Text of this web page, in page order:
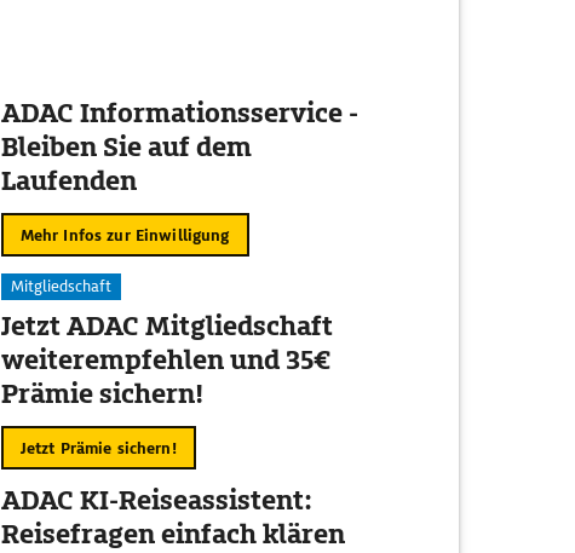
ADAC Informationsservice -
Bleiben Sie auf dem
Laufenden
Mehr Infos zur Einwilligung
Mitgliedschaft
Jetzt ADAC Mitgliedschaft
weiterempfehlen und 35€
Prämie sichern!
Jetzt Prämie sichern!
ADAC KI-Reiseassistent:
Reisefragen einfach klären